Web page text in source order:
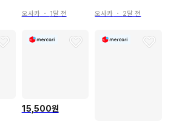
오사카・ 1달 전 오사카 ・ 2달 전
15,500원